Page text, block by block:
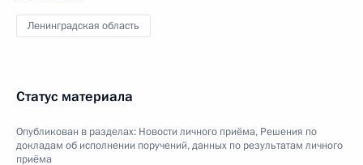
Ленинградская область
Статус материала
Опубликован в разделах: Новости личного приёма, Решения по
докладам об исполнении поручений, данных по результатам личного
приёма